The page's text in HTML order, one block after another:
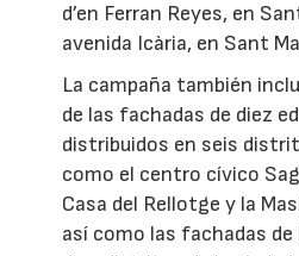
d’en Ferran Reyes, en
avenida Icària, en Sant
La campaña también
de las fachadas de diez
distribuidos en seis
como el centro cívico
Casa del Rellotge y la
así como las fachadas de